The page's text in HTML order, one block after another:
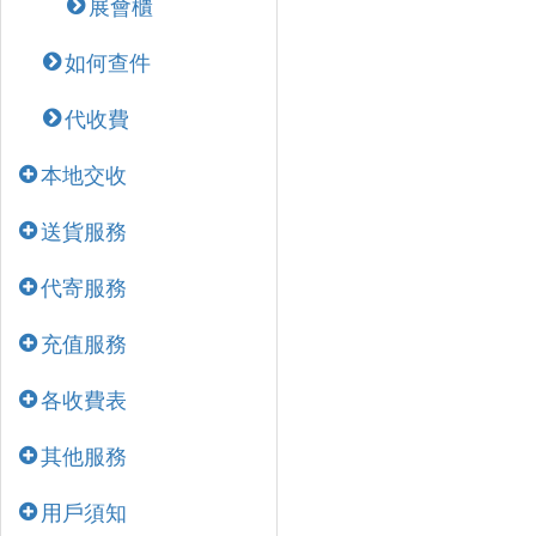
展會櫃
如何查件
代收費
本地交收
送貨服務
代寄服務
充值服務
各收費表
其他服務
用戶須知